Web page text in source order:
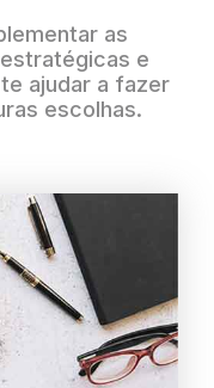
as
e
ajudar a fazer
escolhas.